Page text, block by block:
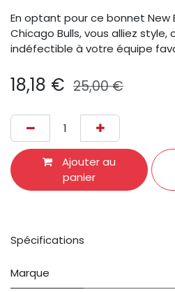
En optant pour ce bonnet New
Chicago Bulls, vous alliez
indéfectible à votre équipe
18,18 € 25,00€
Ajouter au
panier
Spécifications
Marque